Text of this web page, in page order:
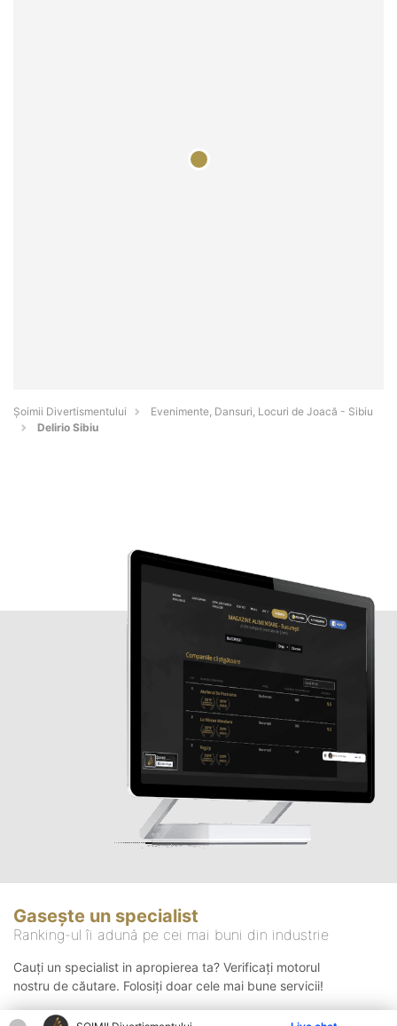
Şoimii Divertismentului
Evenimente, Dansuri, Locuri de Joacă - Sibiu
Delirio Sibiu
Gasește un specialist
Ranking-ul îi adună pe cei mai buni din industrie
Cauți un specialist in apropierea ta? Verificați motorul
nostru de căutare. Folosiți doar cele mai bune servicii!